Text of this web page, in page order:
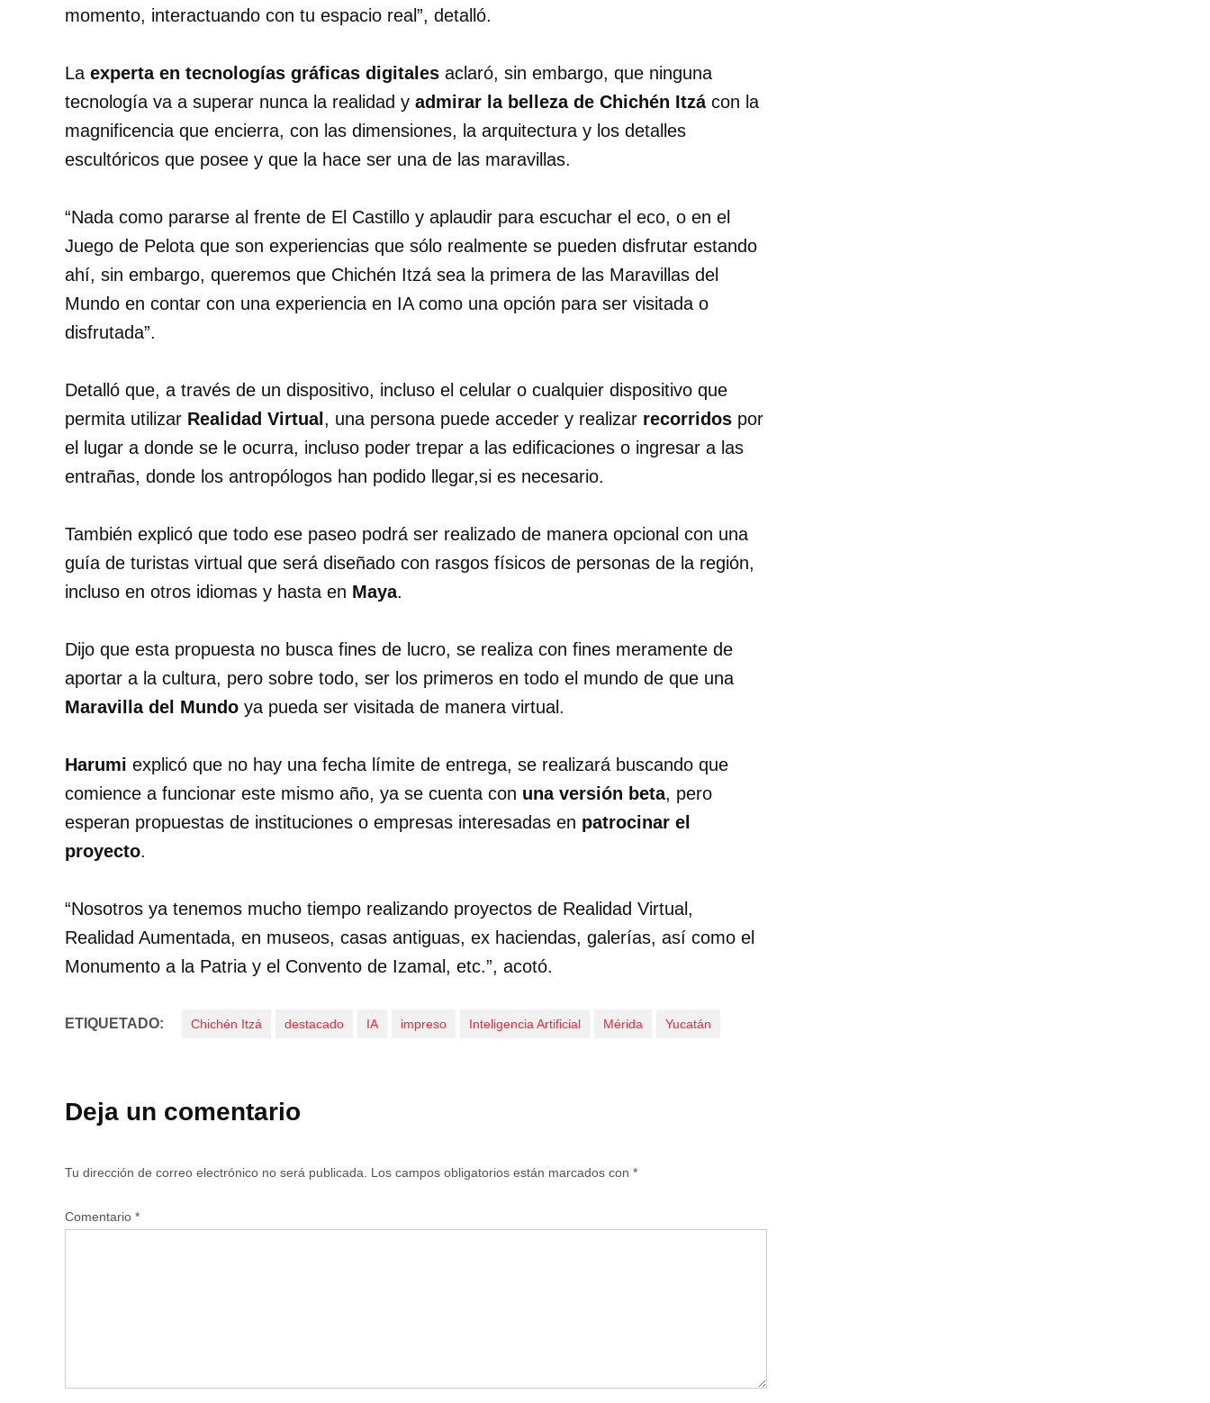
momento, interactuando con tu espacio real”, detalló.
La experta en tecnologías gráficas digitales aclaró, sin embargo, que ninguna
tecnología va a superar nunca la realidad y admirar la belleza de Chichén Itzácon la
magnificencia que encierra, con las dimensiones, la arquitectura y los detalles
escultóricos que posee y que la hace ser una de las maravillas.
“Nada como pararse al frente de El Castillo y aplaudir para escuchar el eco, o en el
Juego de Pelota que son experiencias que sólo realmente se pueden disfrutar estando
ahí, sin embargo, queremos que Chichén Itzá sea la primera de las Maravillas del
Mundo en contar con una experiencia en IA como una opción para ser visitada o
disfrutada”.
Detalló que, a través de un dispositivo, incluso el celular o cualquier dispositivo que
permita utilizar Realidad Virtual , una persona puede acceder y realizar recorridos por
el lugar a donde se le ocurra, incluso poder trepar a las edificaciones o ingresar a las
entrañas, donde los antropólogos han podido llegar,si es necesario.
También explicó que todo ese paseo podrá ser realizado de manera opcional con una
guía de turistas virtual que será diseñado con rasgos físicos de personas de la región,
incluso en otros idiomas y hasta en Maya.
Dijo que esta propuesta no busca fines de lucro, se realiza con fines meramente de
aportar a la cultura, pero sobre todo, ser los primeros en todo el mundo de que una
Maravilla del Mundo ya pueda ser visitada de manera virtual.
Harumi explicó que no hay una fecha límite de entrega, se realizará buscando que
comience a funcionar este mismo año, ya se cuenta con una versión beta, pero
esperan propuestas de instituciones o empresas interesadas en patrocinar el
proyecto.
“Nosotros ya tenemos mucho tiempo realizando proyectos de Realidad Virtual,
Realidad Aumentada, en museos, casas antiguas, ex haciendas, galerías, así como el
Monumento a la Patria y el Convento de Izamal, etc.”, acotó.
ETIQUETADO: Chichén Itzá destacado IA impreso Inteligencia Artificial Mérida Yucatán
Deja un comentario
Tu dirección de correo electrónico no será publicada. Los campos obligatorios están marcados con *
Comentario *